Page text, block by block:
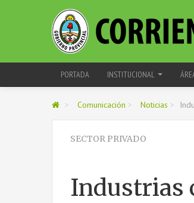
PORTADA INSTITUCIONAL
> Comunicación > Noticias >
SECTOR PRIVADO
Industrias